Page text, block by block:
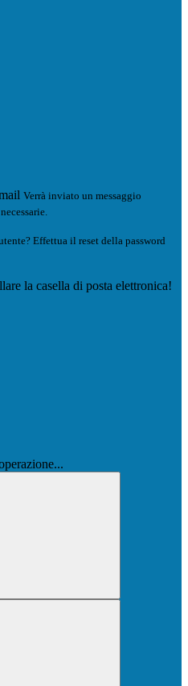
Verrà inviato un messaggio
Effettua il reset della password
la casella di posta elettronica!